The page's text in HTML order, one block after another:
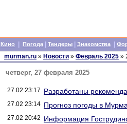
Кино Погода Тендеры Знакомства
murman.ru » Новости » Февраль 2025 »
четверг, 27 февраля 2025
27.02 23:17 Разработаны
27.02 23:14 Прогноз погоды в
27.02 20:42 Информация